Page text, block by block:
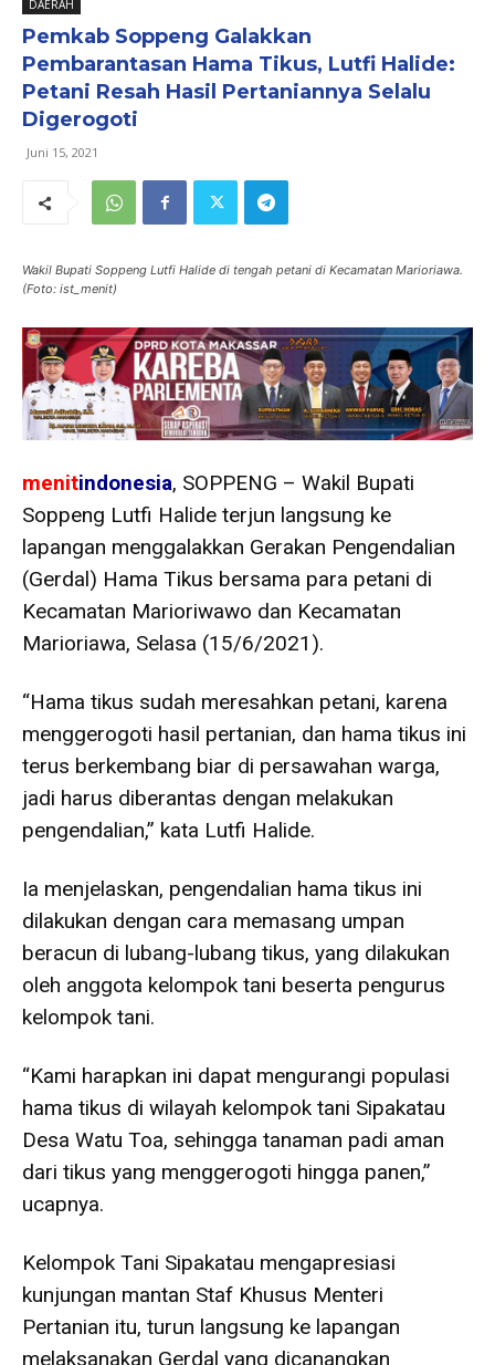
DAERAH
Pemkab Soppeng Galakkan
Pembarantasan Hama Tikus, Lutfi Halide:
Petani Resah Hasil Pertaniannya Selalu
Digerogoti
Juni 15, 2021
Wakil Bupati Soppeng Lutfi Halide di tengah petani di Kecamatan Marioriawa.
(Foto: ist_menit)
menitindonesia, SOPPENG – Wakil Bupati
Soppeng Lutfi Halide terjun langsung ke
lapangan menggalakkan Gerakan Pengendalian
(Gerdal) Hama Tikus bersama para petani di
Kecamatan Marioriwawo dan Kecamatan
Marioriawa, Selasa (15/6/2021).
“Hama tikus sudah meresahkan petani, karena
menggerogoti hasil pertanian, dan hama tikus ini
terus berkembang biar di persawahan warga,
jadi harus diberantas dengan melakukan
pengendalian,” kata Lutfi Halide.
Ia menjelaskan, pengendalian hama tikus ini
dilakukan dengan cara memasang umpan
beracun di lubang-lubang tikus, yang dilakukan
oleh anggota kelompok tani beserta pengurus
kelompok tani.
“Kami harapkan ini dapat mengurangi populasi
hama tikus di wilayah kelompok tani Sipakatau
Desa Watu Toa, sehingga tanaman padi aman
dari tikus yang menggerogoti hingga panen,”
ucapnya.
Kelompok Tani Sipakatau mengapresiasi
kunjungan mantan Staf Khusus Menteri
Pertanian itu, turun langsung ke lapangan
melaksanakan Gerdal yang dicanangkan